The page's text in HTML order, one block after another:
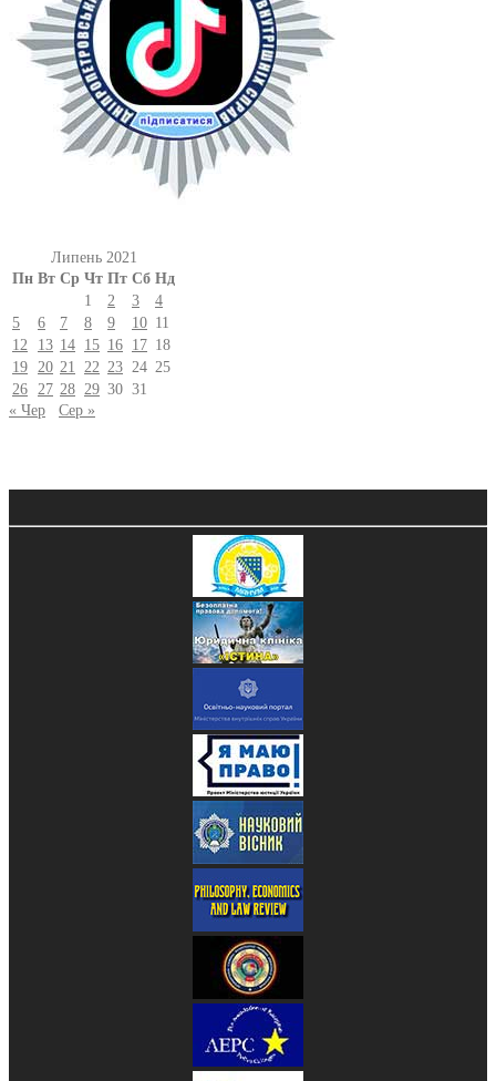
Липень 2021
Пн Вт Ср Чт Пт Сб Нд
1
2 3
4
5
6 7 8 9 10 11
12
13 14 15 16 17 18
19
20 21 22 23 24 25
26
27 28 29 30 31
« Чер
Сер »